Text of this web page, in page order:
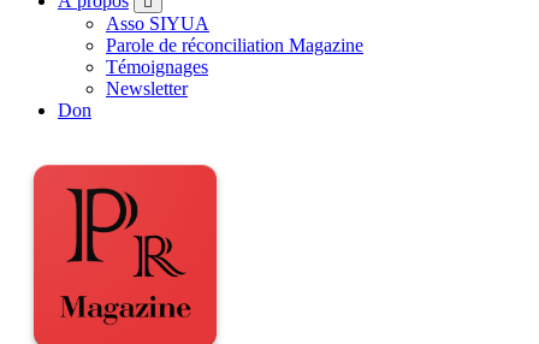
Asso SIYUA
Parole de réconciliation Magazine
Témoignages
Newsletter
Don